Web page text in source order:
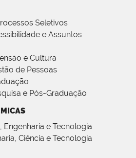
Seletivos
e Assuntos
e Cultura
de Pessoas
e Pós-Graduação
Engenharia e Tecnologia
Ciência e Tecnologia